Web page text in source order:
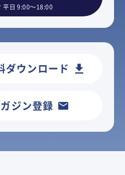
平日 9:00～18:00
ダウンロード
ジン登録